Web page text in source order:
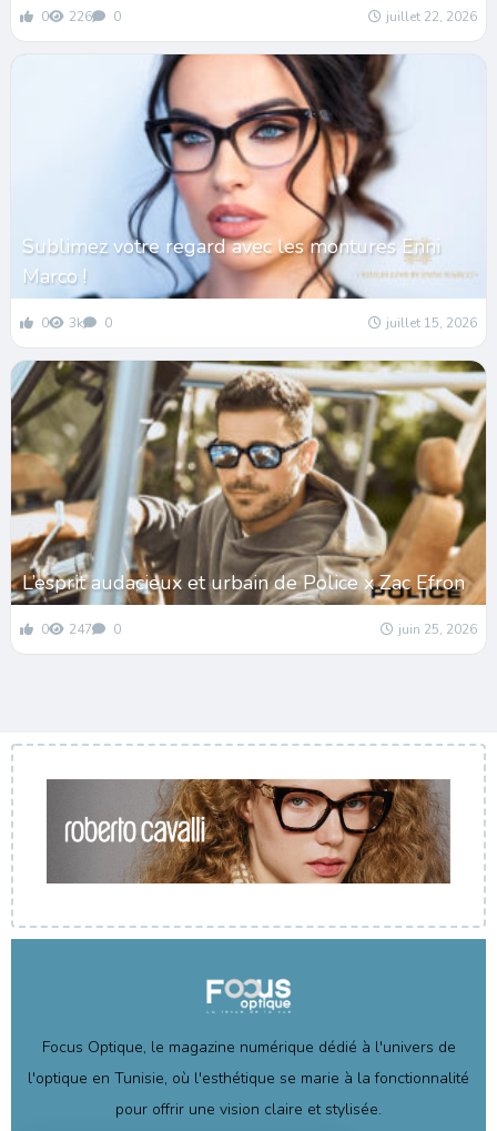
0 226 0 juillet 22, 2026
Sublimez votre regard avec les montures Enni
Marco !
0 3k 0 juillet 15, 2026
L’esprit audacieux et urbain de Police x Zac Efron
0 247 0 juin 25, 2026
Focus Optique, le magazine numérique dédié à l'univers de
l'optique en Tunisie, où l'esthétique se marie à la fonctionnalité
pour offrir une vision claire et stylisée.